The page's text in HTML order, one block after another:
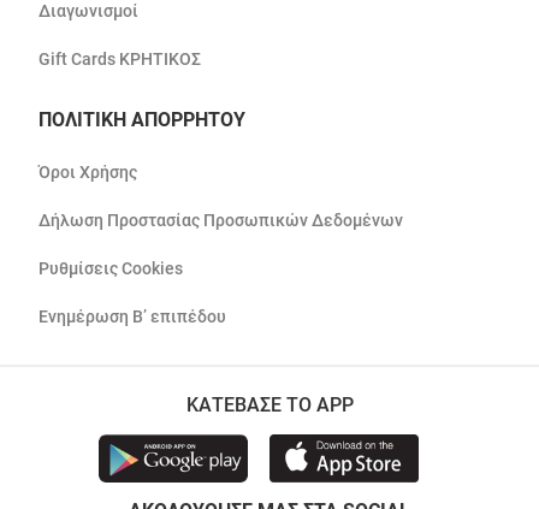
Διαγωνισμοί
Gift Cards ΚΡΗΤΙΚΟΣ
ΠΟΛΙΤΙΚΗ ΑΠΟΡΡΗΤΟΥ
Όροι Χρήσης
Δήλωση Προστασίας Προσωπικών Δεδομένων
Ρυθμίσεις Cookies
Ενημέρωση Β’ επιπέδου
ΚΑΤΕΒΑΣΕ ΤΟ APP